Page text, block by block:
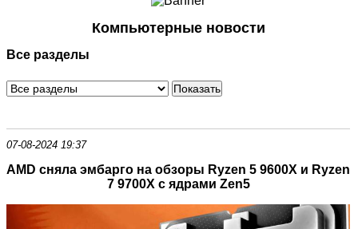
Периферия
Программное обеспечение
Компьютерные новости
Все разделы
07-08-2024 19:37
AMD сняла эмбарго на обзоры Ryzen 5 9600X и Ryzen
7 9700X с ядрами Zen5